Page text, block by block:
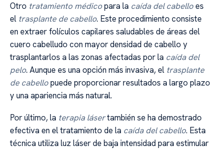
Otro tratamiento médicopara la caída del cabelloes
el trasplante de cabello. Este procedimiento consiste
en extraer folículos capilares saludables de áreas del
cuero cabelludo con mayor densidad de cabello y
trasplantarlos a las zonas afectadas por la caída del
pelo. Aunque es una opción más invasiva, el trasplante
de cabellopuede proporcionar resultados a largo plazo
y una apariencia más natural.
Por último, la terapia lásertambién se ha demostrado
efectiva en el tratamiento de la caída del cabello. Esta
técnica utiliza luz láser de baja intensidad para estimular